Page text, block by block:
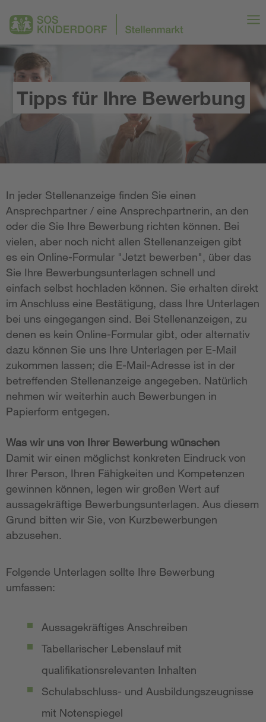
Tipps für Ihre Bewerbung
In jeder Stellenanzeige finden Sie einen
Ansprechpartner / eine Ansprechpartnerin, an den
oder die Sie Ihre Bewerbung richten können. Bei
vielen, aber noch nicht allen Stellenanzeigen gibt
es ein Online-Formular "Jetzt bewerben", über das
Sie Ihre Bewerbungsunterlagen schnell und
einfach selbst hochladen können. Sie erhalten direkt
im Anschluss eine Bestätigung, dass Ihre Unterlagen
bei uns eingegangen sind. Bei Stellenanzeigen, zu
denen es kein Online-Formular gibt, oder alternativ
dazu können Sie uns Ihre Unterlagen per E-Mail
zukommen lassen; die E-Mail-Adresse ist in der
betreffenden Stellenanzeige angegeben. Natürlich
nehmen wir weiterhin auch Bewerbungen in
Papierform entgegen.
Was wir uns von Ihrer Bewerbung wünschen
Damit wir einen möglichst konkreten Eindruck von
Ihrer Person, Ihren Fähigkeiten und Kompetenzen
gewinnen können, legen wir großen Wert auf
aussagekräftige Bewerbungsunterlagen. Aus diesem
Grund bitten wir Sie, von Kurzbewerbungen
abzusehen.
Folgende Unterlagen sollte Ihre Bewerbung
umfassen:
Aussagekräftiges Anschreiben
Tabellarischer Lebenslauf mit
qualifikationsrelevanten Inhalten
Schulabschluss- und Ausbildungszeugnisse
mit Notenspiegel